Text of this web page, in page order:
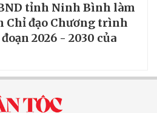
tỉnh Ninh Bình làm
Chỉ đạo Chương trình
2026 - 2030 của